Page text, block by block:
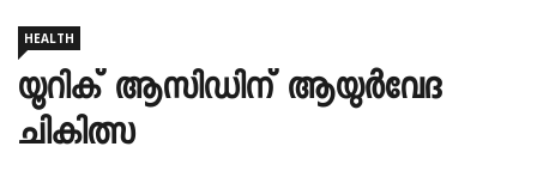
HEALTH
യൂറിക് ആസിഡിന് ആയുർവേദ
ചികിത്സ